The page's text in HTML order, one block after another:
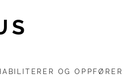
OG OPPFØRER